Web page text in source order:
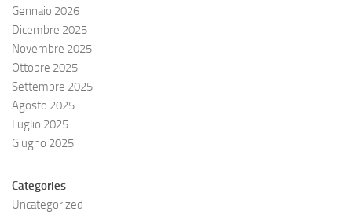
Gennaio 2026
Dicembre 2025
Novembre 2025
Ottobre 2025
Settembre 2025
Agosto 2025
Luglio 2025
Giugno 2025
Categories
Uncategorized